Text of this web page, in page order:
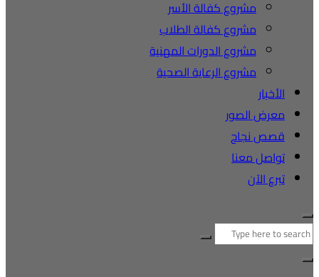
مشروع كفالة الأسر
مشروع كفالة الطلاب
مشروع الدورات المهنية
مشروع الرعاية الصحية
الأخبار
معرض الصور
قصص نجاح
تواصل معنا
تبرع الآن
البحث
عن: